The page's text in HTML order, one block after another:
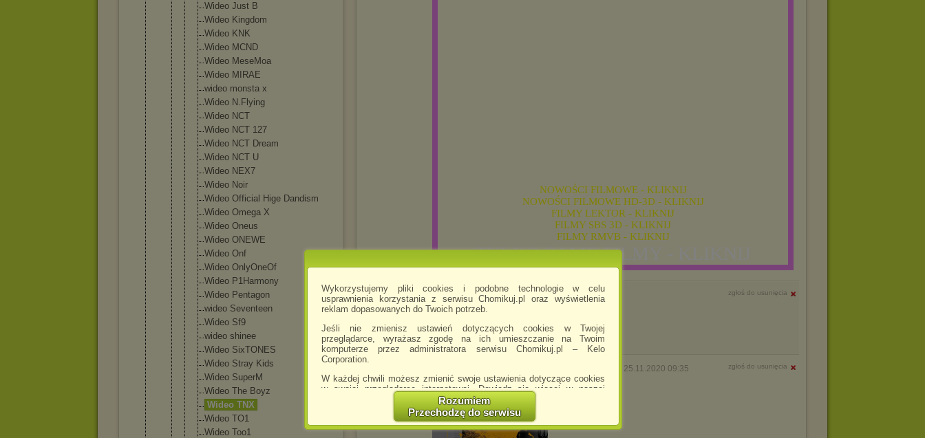
Wykorzystujemy pliki cookies i podobne technologie w celu
usprawnienia korzystania z serwisu Chomikuj.pl oraz wyświetlenia
reklam dopasowanych do Twoich potrzeb.
Jeśli nie zmienisz ustawień dotyczących cookies w Twojej
przeglądarce, wyrażasz zgodę na ich umieszczanie na Twoim
komputerze przez administratora serwisu Chomikuj.pl – Kelo
Corporation.
W każdej chwili możesz zmienić swoje ustawienia dotyczące cookies
w swojej przeglądarce internetowej. Dowiedz się więcej w naszej
http://chomikuj.pl/PolitykaPrywatnosci.aspx
Jednocześnie informujemy że zmiana ustawień przeglądarki może
spowodować ograniczenie korzystania ze strony Chomikuj.pl.
Rozumiem
Przechodzę do serwisu
Wideo Just B
Wideo Kingdom
Wideo KNK
Wideo MCND
Wideo MeseMoa
Wideo MIRAE
wideo monsta x
Wideo N.Flying
Wideo NCT
Wideo NCT 127
Wideo NCT Dream
Wideo NCT U
Wideo NEX7
Wideo Noir
Wideo Official Hige Dandism
Wideo Omega X
Wideo Oneus
Wideo ONEWE
Wideo Onf
Wideo OnlyOneOf
Wideo P1Harmony
Wideo Pentagon
wideo Seventeen
Wideo Sf9
wideo shinee
Wideo SixTONES
Wideo Stray Kids
Wideo SuperM
Wideo The Boyz
Wideo TNX
Wideo TO1
Wideo Too1
NOWOŚCI FILMOWE - KLIKNIJ
NOWOŚCI FILMOWE HD-3D - KLIKNIJ
FILMY LEKTOR - KLIKNIJ
FILMY SBS 3D - KLIKNIJ
FILMY RMVB - KLIKNIJ
TYLKO SAME FILMY - KLIKNIJ
Najlepszyy2035 napisano 25.11.2020 00:47 zgłoś do usunięcia
Zapraszam
napisano 25.11.2020 09:35 zgłoś do usunięcia